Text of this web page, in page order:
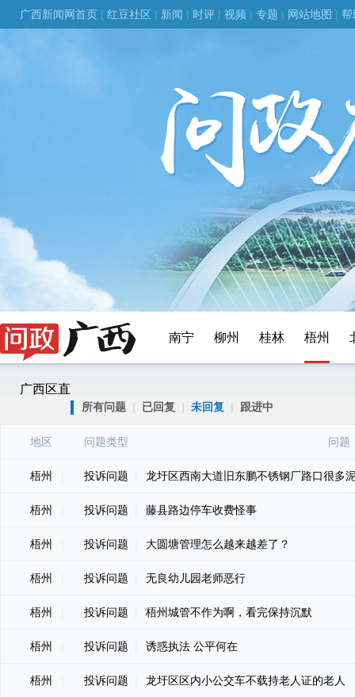
广西新闻网首页 | 红豆社区 | 新闻 | 时评 | 视频 | 专题 | 网站地图 | 帮
南宁 柳州 桂林 梧州
广西区直
所有问题 | 已回复 | 未回复 | 跟进中
地区 问题类型 问题
梧州 投诉问题 龙圩区西南大道旧东鹏不锈钢厂路口很多
梧州 投诉问题 藤县路边停车收费怪事
梧州 投诉问题 大圆塘管理怎么越来越差了？
梧州 投诉问题 无良幼儿园老师恶行
梧州 投诉问题 梧州城管不作为啊，看完保持沉默
梧州 投诉问题 诱惑执法 公平何在
梧州 投诉问题 龙圩区区内小公交车不载持老人证的老人